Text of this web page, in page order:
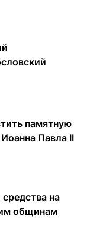
памятную
Павла II
на
общинам